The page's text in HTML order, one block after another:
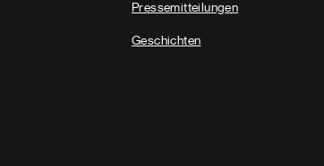
Pressemitteilungen
Geschichten